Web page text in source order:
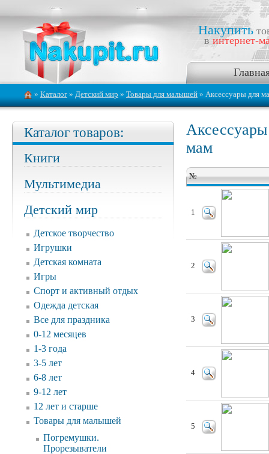
Накупить
в интернет-
» Каталог » Детский мир » Товары для малышей » Аксессуары для
Каталог товаров:
Книги
Мультимедиа
Детский мир
Детское творчество
Игрушки
Детская комната
Игры
Спорт и активный отдых
Одежда детская
Все для праздника
0-12 месяцев
1-3 года
3-5 лет
6-8 лет
9-12 лет
12 лет и старше
Товары для малышей
Погремушки.
Прорезыватели
мам
№
1
2
3
4
5